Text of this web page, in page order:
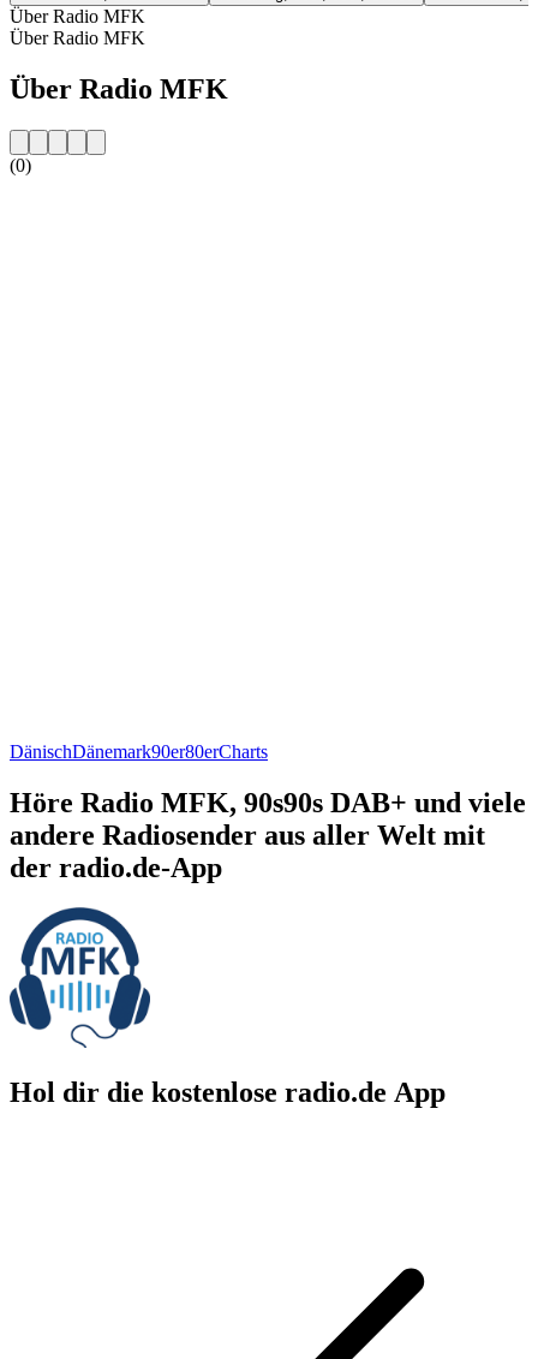
Über Radio MFK
Über Radio MFK
Über Radio MFK
(0)
DänischDänemark90er80erCharts
Höre Radio MFK, 90s90s DAB+ und viele
andere Radiosender aus aller Welt mit
der radio.de-App
Hol dir die kostenlose radio.de App